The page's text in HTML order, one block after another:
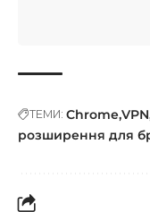
ТЕМИ: ChromeVPN
розширення для